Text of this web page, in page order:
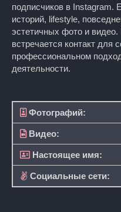
подписчиков в Instagram.
историй, lifestyle,
эстетичных фото и
встречается контакт для
профессиональном
деятельности.
Фотографий:
Видео:
Настоящее имя:
Социальные сети: